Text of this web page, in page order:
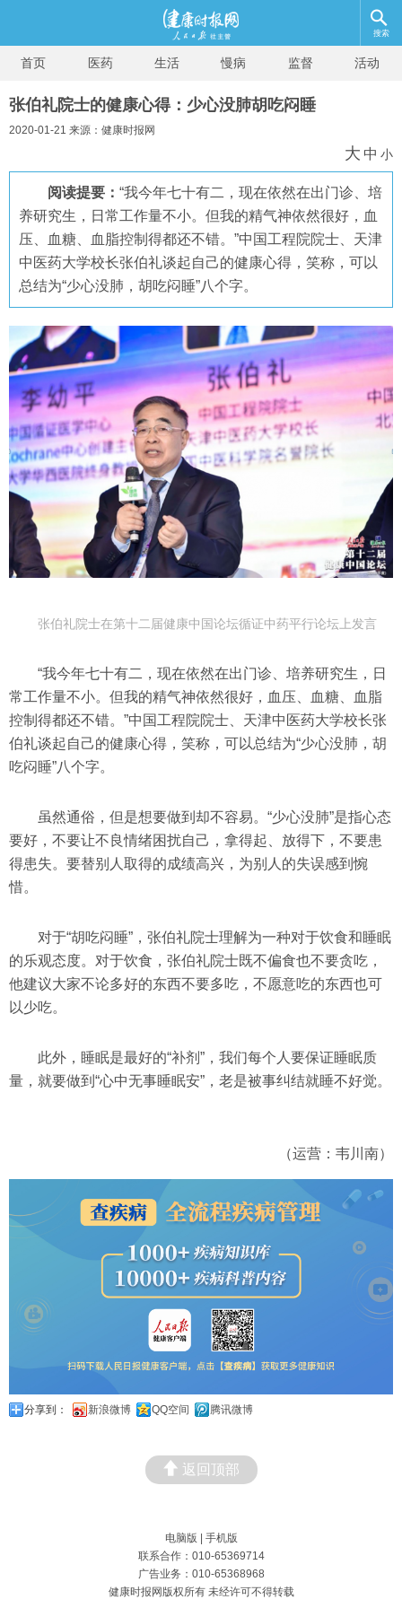
搜索
首页 医药 生活 慢病 监督 活动
张伯礼院士的健康心得：少心没肺胡吃闷睡
2020-01-21 来源：健康时报网
大 中 小
阅读提要： “我今年七十有二，现在依然在出门诊、培
养研究生，日常工作量不小。但我的精气神依然很好，血
压、血糖、血脂控制得都还不错。”中国工程院院士、天津
中医药大学校长张伯礼谈起自己的健康心得，笑称，可以
总结为“少心没肺，胡吃闷睡”八个字。
张伯礼院士在第十二届健康中国论坛循证中药平行论坛上发言
“我今年七十有二，现在依然在出门诊、培养研究生，日
常工作量不小。但我的精气神依然很好，血压、血糖、血脂
控制得都还不错。”中国工程院院士、天津中医药大学校长张
伯礼谈起自己的健康心得，笑称，可以总结为“少心没肺，胡
吃闷睡”八个字。
虽然通俗，但是想要做到却不容易。“少心没肺”是指心态
要好，不要让不良情绪困扰自己，拿得起、放得下，不要患
得患失。要替别人取得的成绩高兴，为别人的失误感到惋
惜。
对于“胡吃闷睡”，张伯礼院士理解为一种对于饮食和睡眠
的乐观态度。对于饮食，张伯礼院士既不偏食也不要贪吃，
他建议大家不论多好的东西不要多吃，不愿意吃的东西也可
以少吃。
此外，睡眠是最好的“补剂”，我们每个人要保证睡眠质
量，就要做到“心中无事睡眠安”，老是被事纠结就睡不好觉。
（运营：韦川南）
分享到： 新浪微博 QQ空间 腾讯微博
返回顶部
电脑版
手机版
联系合作：010-65369714
广告业务：010-65368968
健康时报网版权所有 未经许可不得转载